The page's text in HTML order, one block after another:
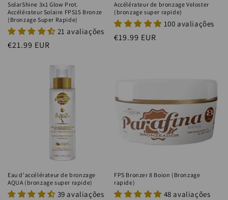
SolarShine 3x1 Glow Prot.
Accélérateur Solaire FPS15 Bronze
(Bronzage Super Rapide)
21 avaliações
Prix
€21.99 EUR
Accélérateur de bronzage Veloster
(bronzage super rapide)
100 avaliações
Prix
€19.99 EUR
Eau d'accélérateur de bronzage
AQUA (bronzage super rapide)
39 avaliações
FPS Bronzer 8 Boion (Bronzage
rapide)
48 avaliações